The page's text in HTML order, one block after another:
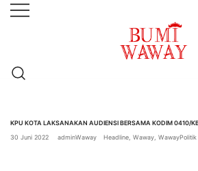
Lompat
baik untuk anda
KPU KOTA LAKSANAKAN AUDIENSI BERSAMA KODIM 0410/
30 Juni 2022
adminWaway Headline, Waway, WawayPolitik